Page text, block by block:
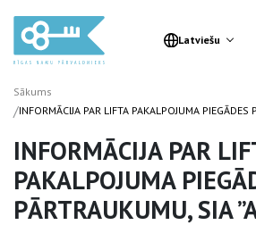
Latviešu
Sākums
/INFORMĀCIJA PAR LIFTA PAKALPOJUMA PIEGĀDES
INFORMĀCIJA PAR
PAKALPOJUMA
PĀRTRAUKUMU, SIA